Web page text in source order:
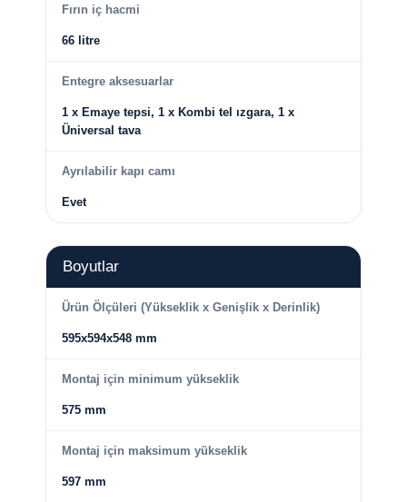
Fırın iç hacmi
66 litre
Entegre aksesuarlar
1 x Emaye tepsi, 1 x Kombi tel ızgara, 1 x
Üniversal tava
Ayrılabilir kapı camı
Evet
Boyutlar
Ürün Ölçüleri (Yükseklik x Genişlik x Derinlik)
595x594x548 mm
Montaj için minimum yükseklik
575 mm
Montaj için maksimum yükseklik
597 mm